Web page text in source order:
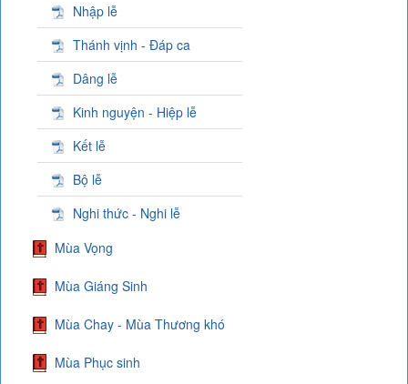
Nhập lễ
Thánh vịnh - Đáp ca
Dâng lễ
Kinh nguyện - Hiệp lễ
Kết lễ
Bộ lễ
Nghi thức - Nghi lễ
Mùa Vọng
Mùa Giáng Sinh
Mùa Chay - Mùa Thương khó
Mùa Phục sinh